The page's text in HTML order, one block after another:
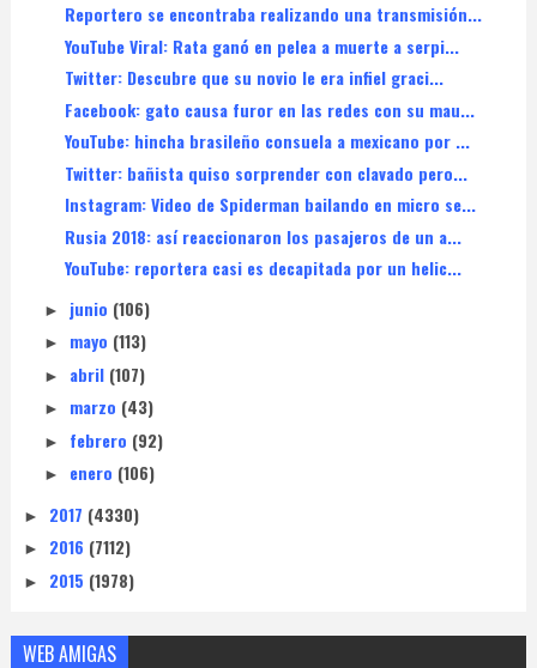
Reportero se encontraba realizando una transmisión...
YouTube Viral: Rata ganó en pelea a muerte a serpi...
Twitter: Descubre que su novio le era infiel graci...
Facebook: gato causa furor en las redes con su mau...
YouTube: hincha brasileño consuela a mexicano por ...
Twitter: bañista quiso sorprender con clavado pero...
Instagram: Video de Spiderman bailando en micro se...
Rusia 2018: así reaccionaron los pasajeros de un a...
YouTube: reportera casi es decapitada por un helic...
► junio (106)
► mayo (113)
► abril (107)
► marzo (43)
► febrero (92)
► enero (106)
► 2017 (4330)
► 2016 (7112)
► 2015 (1978)
WEB AMIGAS